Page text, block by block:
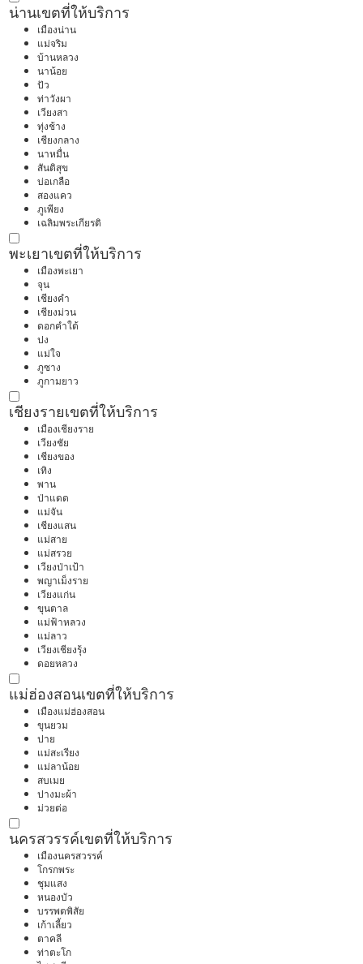
น่านเขตที่ให้บริการ
เมืองน่าน
แม่จริม
บ้านหลวง
นาน้อย
ปัว
ท่าวังผา
เวียงสา
ทุ่งช้าง
เชียงกลาง
นาหมื่น
สันติสุข
บ่อเกลือ
สองแคว
ภูเพียง
เฉลิมพระเกียรติ
พะเยาเขตที่ให้บริการ
เมืองพะเยา
จุน
เชียงคำ
เชียงม่วน
ดอกคำใต้
ปง
แม่ใจ
ภูซาง
ภูกามยาว
เชียงรายเขตที่ให้บริการ
เมืองเชียงราย
เวียงชัย
เชียงของ
เทิง
พาน
ป่าแดด
แม่จัน
เชียงแสน
แม่สาย
แม่สรวย
เวียงป่าเป้า
พญาเม็งราย
เวียงแก่น
ขุนตาล
แม่ฟ้าหลวง
แม่ลาว
เวียงเชียงรุ้ง
ดอยหลวง
แม่ฮ่องสอนเขตที่ให้บริการ
เมืองแม่ฮ่องสอน
ขุนยวม
ปาย
แม่สะเรียง
แม่ลาน้อย
สบเมย
ปางมะผ้า
ม่วยต่อ
นครสวรรค์เขตที่ให้บริการ
เมืองนครสวรรค์
โกรกพระ
ชุมแสง
หนองบัว
บรรพตพิสัย
เก้าเลี้ยว
ตาคลี
ท่าตะโก